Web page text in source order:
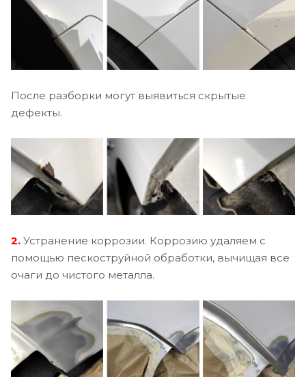
После разборки могут выявиться скрытые
дефекты.
2. Устранение коррозии. Коррозию удаляем с
помощью пескоструйной обработки, вычищая все
очаги до чистого металла.